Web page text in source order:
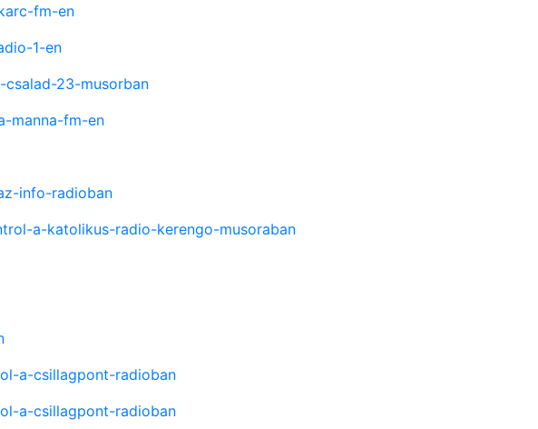
fm-en
1-en
23-musorban
manna-fm-en
info-radioban
a-katolikus-radio-kerengo-musoraban
a-csillagpont-radioban
a-csillagpont-radioban